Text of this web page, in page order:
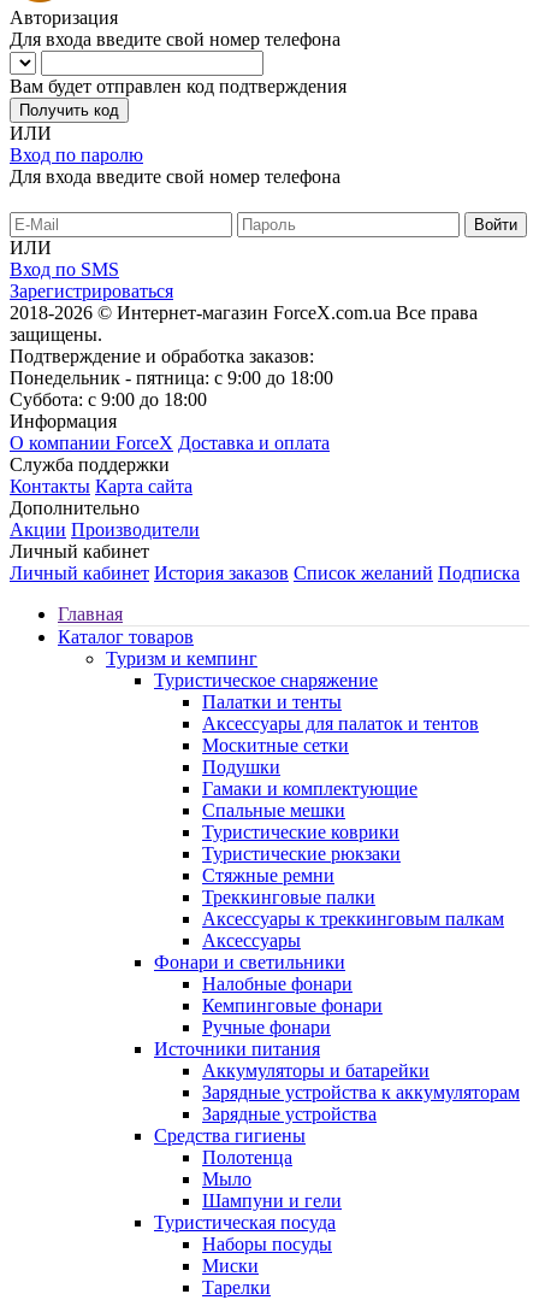
Авторизация
Для входа введите свой номер телефона
Вам будет отправлен код подтверждения
Получить код
ИЛИ
Вход по паролю
Для входа введите свой номер телефона
ИЛИ
Вход по SMS
Зарегистрироваться
2018-2026 © Интернет-магазин ForceX.com.ua Все права
защищены.
Подтверждение и обработка заказов:
Понедельник - пятница: с 9:00 до 18:00
Суббота: с 9:00 до 18:00
Информация
О компании ForceX Доставка и оплата
Служба поддержки
Контакты Карта сайта
Дополнительно
Акции Производители
Личный кабинет
Личный кабинет История заказов Список желаний Подписка
Главная
Каталог товаров
Туризм и кемпинг
Туристическое снаряжение
Палатки и тенты
Аксессуары для палаток и тентов
Москитные сетки
Подушки
Гамаки и комплектующие
Спальные мешки
Туристические коврики
Туристические рюкзаки
Стяжные ремни
Треккинговые палки
Аксессуары к треккинговым палкам
Аксессуары
Фонари и светильники
Налобные фонари
Кемпинговые фонари
Ручные фонари
Источники питания
Аккумуляторы и батарейки
Зарядные устройства к аккумуляторам
Зарядные устройства
Средства гигиены
Полотенца
Мыло
Шампуни и гели
Туристическая посуда
Наборы посуды
Миски
Тарелки